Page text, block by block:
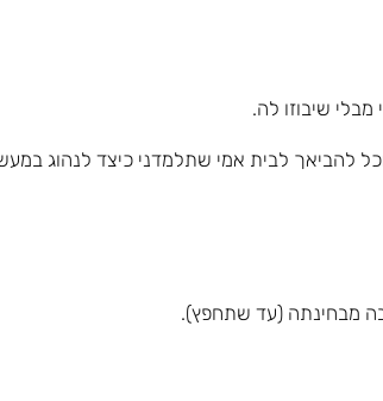
שיבוזו לה.
מבחינתה (עד שתחפץ).